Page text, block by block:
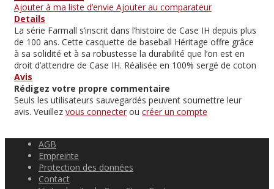
Ajouter à ma liste d’envie Ajouter au comparateur
Details
La série Farmall s’inscrit dans l’histoire de Case IH depuis plus
de 100 ans. Cette casquette de baseball Héritage offre grâce
à sa solidité et à sa robustesse la durabilité que l’on est en
droit d’attendre de Case IH. Réalisée en 100% sergé de coton
Avis
Rédigez votre propre commentaire
Seuls les utilisateurs sauvegardés peuvent soumettre leur
avis. Veuillez vous connecter ou créer un compte
AGB
Empreinte
Protection des données
Contact